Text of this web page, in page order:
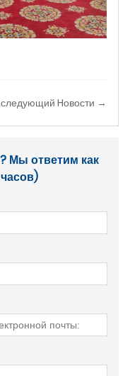
следующий Hовости →
Мы ответим как